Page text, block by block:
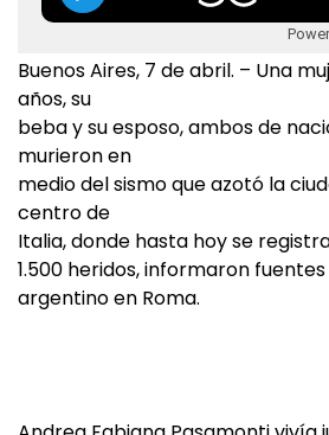
Buenos Aires, 7 de abril. – Una
años, su
beba y su esposo, ambos de
murieron en
medio del sismo que azotó la
centro de
Italia, donde hasta hoy se
1.500 heridos, informaron
argentino en Roma.